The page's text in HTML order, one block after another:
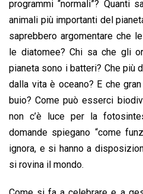
programmi “normali”? Quanti
animali più importanti del
saprebbero argomentare che
le diatomee? Chi sa che gli
pianeta sono i batteri? Che più
dalla vita è oceano? E che
buio? Come può esserci
non c’è luce per la
domande spiegano “come
ignora, e si hanno a
si rovina il mondo.